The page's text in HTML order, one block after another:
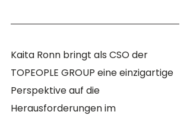
Kaita Ronn bringt als CSO der
TOPEOPLE GROUP eine einzigartige
Perspektive auf die
Herausforderungen im